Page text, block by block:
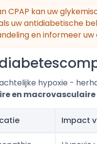
CPAP kan uw
uw antidiabetische
en informeer
hypoxie -
en
Impact